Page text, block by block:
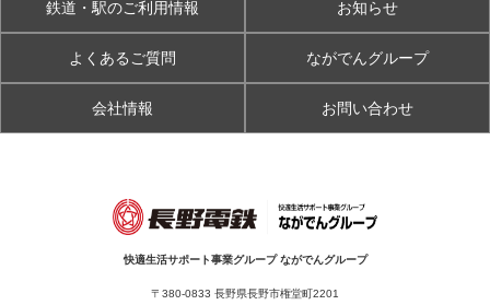
鉄道・駅のご利用情報 お知らせ
よくあるご質問 ながでんグループ
会社情報 お問い合わせ
快適生活サポート事業グループ ながでんグループ
〒380-0833 長野県長野市権堂町2201